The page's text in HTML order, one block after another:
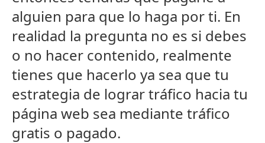
alguien para que lo haga por ti. En
realidad la pregunta no es si debes
o no hacer contenido, realmente
tienes que hacerlo ya sea que tu
estrategia de lograr tráfico hacia tu
página web sea mediante tráfico
gratis o pagado.